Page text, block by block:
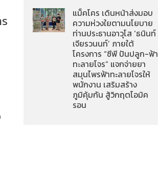
แม็คโคร เดินหน้าส่งมอบ
ความห่วงใยตามนโยบาย
ท่านประธานอาวุโส ‘ธนินท์
เจียรวนนท์’ ภายใต้
โครงการ “ซีพี ปันปลูก-ฟ้า
ทะลายโจร” แจกจ่ายยา
สมุนไพรฟ้าทะลายโจรให้
พนักงาน เสริมสร้าง
ภูมิคุ้มกัน สู้วิกฤตโอมิค
รอน